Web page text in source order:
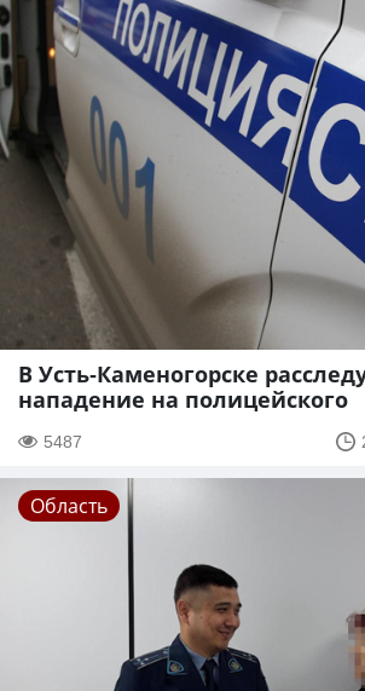
В Усть-Каменогорске
нападение на полицейского
5487
Область